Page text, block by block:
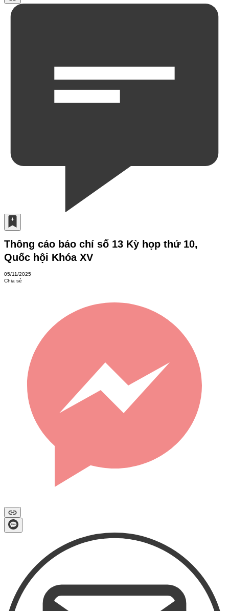
Thông cáo báo chí số 13 Kỳ họp thứ 10,
Quốc hội Khóa XV
05/11/2025
Chia sẻ